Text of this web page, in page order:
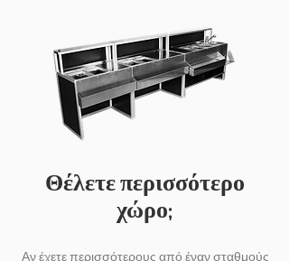
Θέλετε περισσότερο
χώρο;
Αν έχετε περισσότερους από έναν σταθμούς